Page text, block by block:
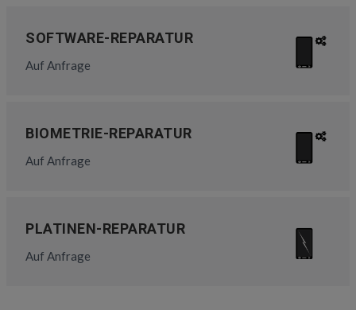
SOFTWARE-REPARATUR
Auf Anfrage
BIOMETRIE-REPARATUR
Auf Anfrage
PLATINEN-REPARATUR
Auf Anfrage